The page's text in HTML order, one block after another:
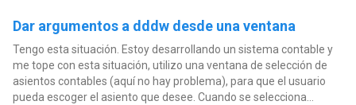
Dar argumentos a dddw desde una ventana
Tengo esta situación. Estoy desarrollando un sistema contable y
me tope con esta situación, utilizo una ventana de selección de
asientos contables (aquí no hay problema), para que el usuario
pueda escoger el asiento que desee. Cuando se selecciona...